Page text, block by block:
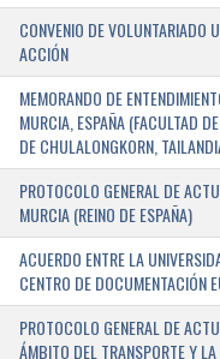
CONVENIO DE VOLUNTARIADO
ACCIÓN
MEMORANDO DE
MURCIA, ESPAÑA (FACULTAD
DE CHULALONGKORN,
PROTOCOLO GENERAL DE
MURCIA (REINO DE ESPAÑA)
ACUERDO ENTRE LA
CENTRO DE DOCUMENTACIÓN
PROTOCOLO GENERAL DE
ÁMBITO DEL TRANSPORTE Y